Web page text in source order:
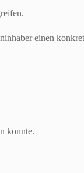
einen
konnte.